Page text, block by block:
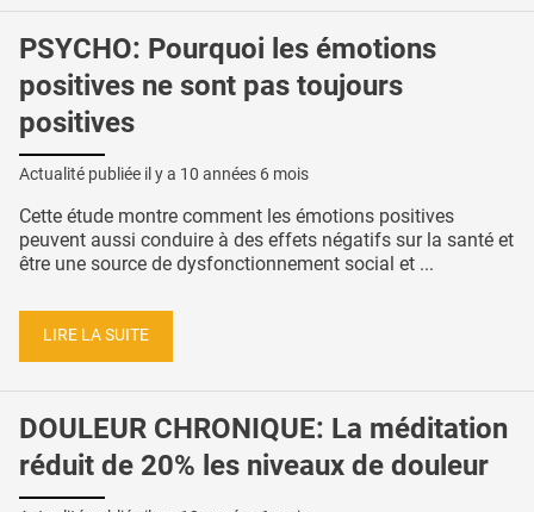
PSYCHO: Pourquoi les émotions
positives ne sont pas toujours
positives
Actualité publiée il y a 10 années 6 mois
Cette étude montre comment les émotions positives
peuvent aussi conduire à des effets négatifs sur la santé et
être une source de dysfonctionnement social et ...
LIRE LA SUITE
DOULEUR CHRONIQUE: La méditation
réduit de 20% les niveaux de douleur